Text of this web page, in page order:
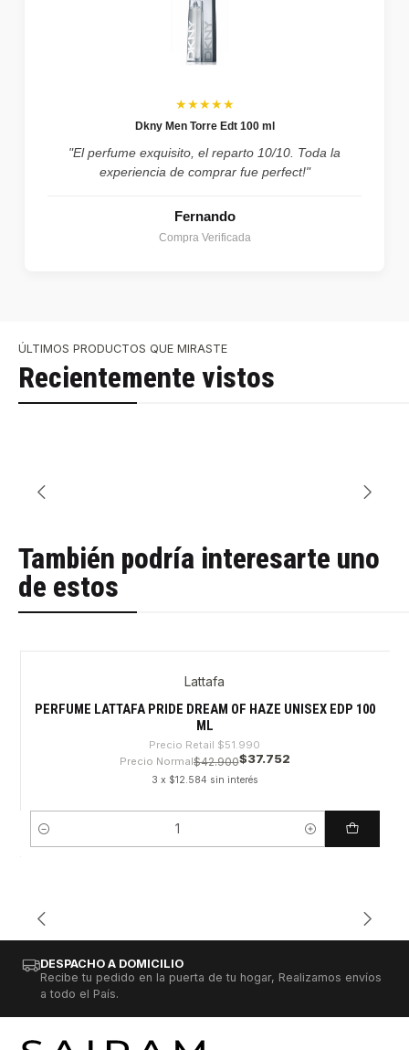
★★★★★
Dkny Men Torre Edt 100 ml
"El perfume exquisito, el reparto 10/10. Toda la
experiencia de comprar fue perfect!"
Fernando
Compra Verificada
ÚLTIMOS PRODUCTOS QUE MIRASTE
Recientemente vistos
También podría interesarte uno
de estos
Lattafa
PERFUME LATTAFA PRIDE DREAM OF HAZE UNISEX EDP 100
ML
Precio Retail $51.990
Precio Normal$42.900$37.752
3 x $12.584 sin interés
Cantidad
DESPACHO A DOMICILIO
Recibe tu pedido en la puerta de tu hogar, Realizamos envíos
a todo el País.